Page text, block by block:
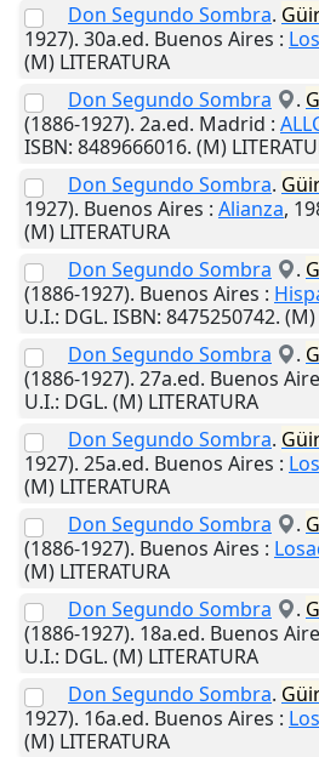
Don Segundo Sombra.
1927). 30a.ed. Buenos Aires :
(M) LITERATURA
Don Segundo Sombra
.
(1886-1927). 2a.ed. Madrid :
ISBN: 8489666016. (M)
Don Segundo Sombra.
1927). Buenos Aires : Alianza,
(M) LITERATURA
Don Segundo Sombra
.
(1886-1927). Buenos Aires :
U.I.: DGL. ISBN: 8475250742. (M)
Don Segundo Sombra
.
(1886-1927). 27a.ed. Buenos
U.I.: DGL. (M) LITERATURA
Don Segundo Sombra.
1927). 25a.ed. Buenos Aires :
(M) LITERATURA
Don Segundo Sombra
.
(1886-1927). Buenos Aires :
(M) LITERATURA
Don Segundo Sombra
.
(1886-1927). 18a.ed. Buenos
U.I.: DGL. (M) LITERATURA
Don Segundo Sombra.
1927). 16a.ed. Buenos Aires :
(M) LITERATURA